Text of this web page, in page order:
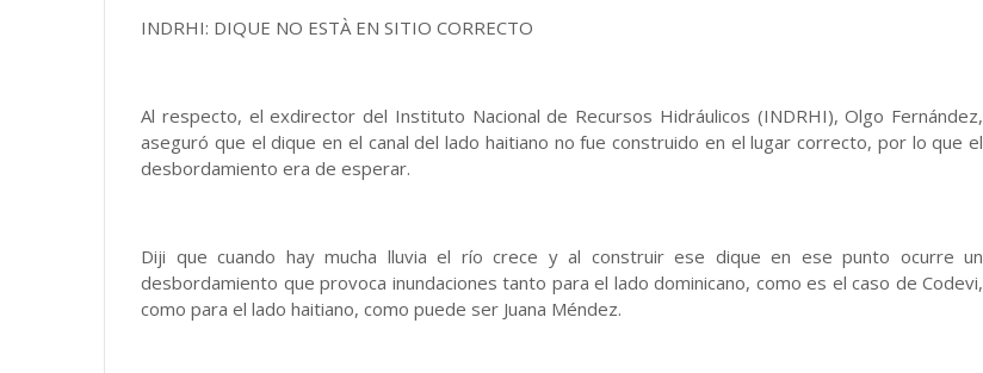
INDRHI: DIQUE NO ESTÀ EN SITIO CORRECTO
Al respecto, el exdirector del Instituto Nacional de Recursos Hidráulicos (INDRHI), Olgo Fernández,
aseguró que el dique en el canal del lado haitiano no fue construido en el lugar correcto, por lo que el
desbordamiento era de esperar.
Diji que cuando hay mucha lluvia el río crece y al construir ese dique en ese punto ocurre un
desbordamiento que provoca inundaciones tanto para el lado dominicano, como es el caso de Codevi,
como para el lado haitiano, como puede ser Juana Méndez.